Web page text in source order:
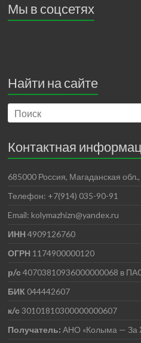
Мы в соцсетях
Найти на сайте
Контактная
685000 Россия, Магаданская
Телефон: +7(914) 035-90-91
Email: kolymazhizn@yandex.ru
ИНН4909126760
ОГРН 1174900000120
р/с40703810936000000068 в
БИК 044442607
к/с30101810300000000607
Получатель:АНО «Колыма — За